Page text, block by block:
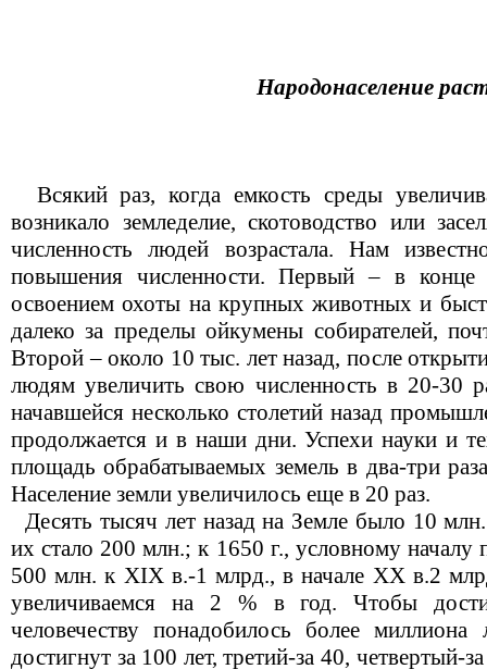
Народонаселение
Всякий раз, когда емкость среды
возникало земледелие, скотоводство или
численность людей возрастала. Нам
повышения численности. Первый – в конце
освоением охоты на крупных животных и
далеко за пределы ойкумены собирателей,
Второй – около 10 тыс. лет назад, после
людям увеличить свою численность в 20-30
начавшейся несколько столетий назад
продолжается и в наши дни. Успехи науки и
площадь обрабатываемых земель в два-три
Население земли увеличилось еще в 20 раз.
Десять тысяч лет назад на Земле было 10
их стало 200 млн.; к 1650 г., условному
500 млн. к XIX в.-1 млрд., в начале XX в.2
увеличиваемся на 2 % в год. Чтобы
человечеству понадобилось более
достигнут за 100 лет, третий-за 40, четвертый-